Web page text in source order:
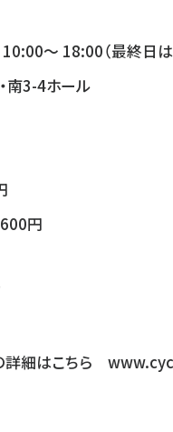
～ 18:00（最終日
南3-4ホール
円
の詳細はこちら